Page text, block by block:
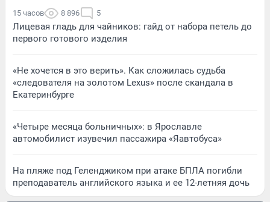
15 часов 8 896 5
Лицевая гладь для чайников: гайд от набора петель до
первого готового изделия
«Не хочется в это верить». Как сложилась судьба
«следователя на золотом Lexus» после скандала в
Екатеринбурге
«Четыре месяца больничных»: в Ярославле
автомобилист изувечил пассажира «Яавтобуса»
На пляже под Геленджиком при атаке БПЛА погибли
преподаватель английского языка и ее 12-летняя дочь